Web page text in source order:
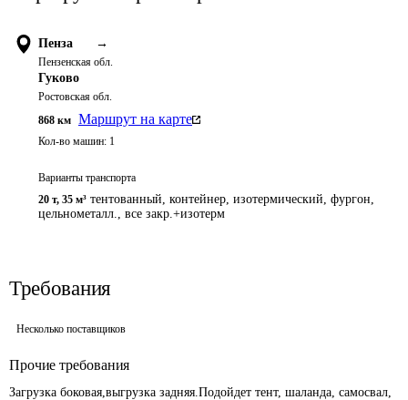
Пенза →
Пензенская обл.
Гуково
Ростовская обл.
868 км Маршрут на карте
Кол-во машин: 1
Варианты транспорта
20 т, 35 м³ тентованный, контейнер, изотермический, фургон,
цельнометалл., все закр.+изотерм
Требования
Несколько поставщиков
Прочие требования
Загрузка боковая,выгрузка задняя.Подойдет тент, шаланда, самосвал,